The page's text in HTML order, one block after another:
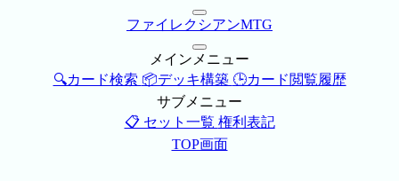
ファイレクシアンMTG
メインメニュー
🔍カード検索 📦デッキ構築 🕒カード閲覧履歴
サブメニュー
📋 セット一覧 権利表記
TOP画面